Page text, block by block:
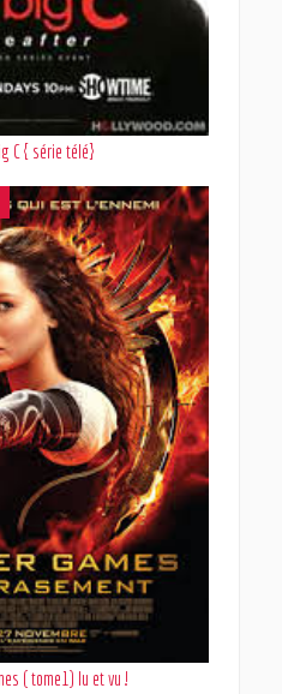
C { série télé}
( tome1) lu et vu !